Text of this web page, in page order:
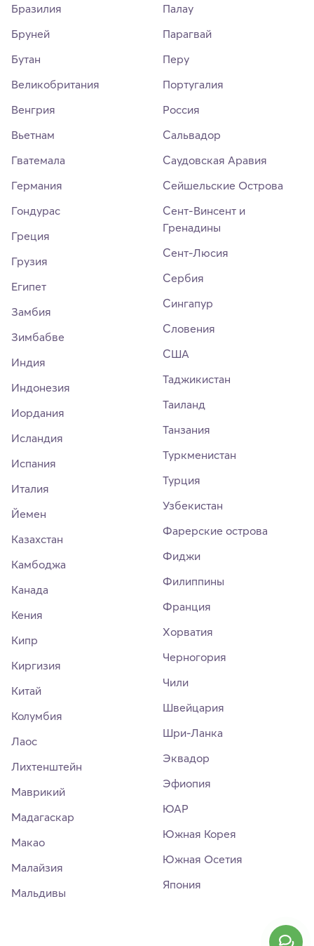
Бразилия
Бруней
Бутан
Великобритания
Венгрия
Вьетнам
Гватемала
Германия
Гондурас
Греция
Грузия
Египет
Замбия
Зимбабве
Индия
Индонезия
Иордания
Исландия
Испания
Италия
Йемен
Казахстан
Камбоджа
Канада
Кения
Кипр
Киргизия
Китай
Колумбия
Лаос
Лихтенштейн
Маврикий
Мадагаскар
Макао
Малайзия
Мальдивы
Палау
Парагвай
Перу
Португалия
Россия
Сальвадор
Саудовская Аравия
Сейшельские Острова
Сент-Винсент и
Гренадины
Сент-Люсия
Сербия
Сингапур
Словения
США
Таджикистан
Таиланд
Танзания
Туркменистан
Турция
Узбекистан
Фарерские острова
Фиджи
Филиппины
Франция
Хорватия
Черногория
Чили
Швейцария
Шри-Ланка
Эквадор
Эфиопия
ЮАР
Южная Корея
Южная Осетия
Япония